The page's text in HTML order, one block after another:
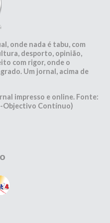
onde nada é tabu, com
desporto, opinião,
com rigor, onde o
Um jornal, acima de
impresso e online. Fonte:
Objectivo Contínuo)